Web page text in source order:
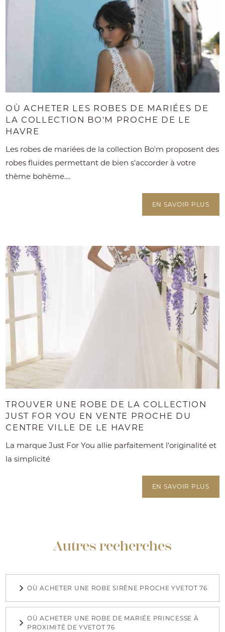
OÙ ACHETER LES ROBES DE MARIÉES DE
LA COLLECTION BO'M PROCHE DE LE
HAVRE
Les robes de mariées de la collection Bo'm proposent des
robes fluides permettant de bien s'accorder à votre
thème bohème....
EN SAVOIR PLUS
TROUVER UNE ROBE DE LA COLLECTION
JUST FOR YOU EN VENTE PROCHE DU
CENTRE VILLE DE LE HAVRE
La marque Just For You allie parfaitement l'originalité et
la simplicité
EN SAVOIR PLUS
Autres recherches
OÙ ACHETER UNE ROBE SIRÈNE PROCHE YVETOT 76
OÙ ACHETER UNE ROBE DE MARIÉE PRINCESSE À
PROXIMITÉ DE YVETOT 76